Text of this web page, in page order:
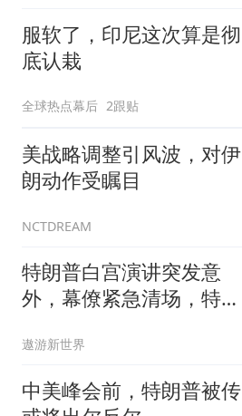
服软了，印尼这次算是彻
底认栽
全球热点幕后 2跟贴
美战略调整引风波，对伊
朗动作受瞩目
NCTDREAM
特朗普白宫演讲突发意
外，幕僚紧急清场，特朗
遨游新世界
中美峰会前，特朗普被传